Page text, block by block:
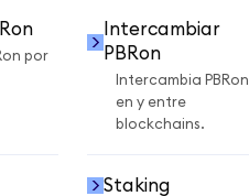
por
Intercambiar
PBRon
Intercambia PBRon
en y entre
blockchains.
Staking